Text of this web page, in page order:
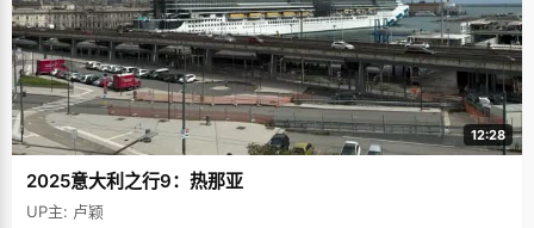
12:28
2025意大利之行9：热那亚
UP主: 卢颖